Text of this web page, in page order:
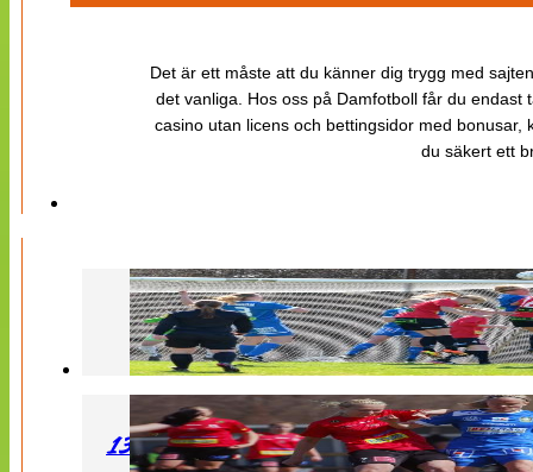
Det är ett måste att du känner dig trygg med
det vanliga. Hos oss på Damfotboll får du
casino utan licens och bettingsidor med
du säkert ett
130427 LB 07 – QBIK